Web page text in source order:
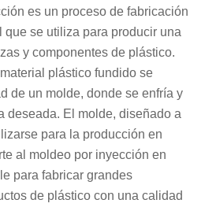
es un proceso de fabricación
que se utiliza para producir una
y componentes de plástico.
plástico fundido se
de un molde, donde se enfría y
deseada. El molde, diseñado a
para la producción en
al moldeo por inyección en
para fabricar grandes
de plástico con una calidad